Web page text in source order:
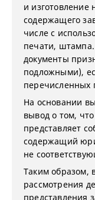
и изготовление
содержащего
числе с
печати,
документы
подложными),
перечисленных
На основании
вывод о том,
представляет
содержащий
не
Таким образом,
рассмотрения
представления